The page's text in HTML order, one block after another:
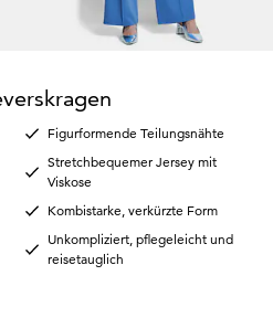
Figurformende Teilungsnähte
Stretchbequemer Jersey mit
Viskose
Kombistarke, verkürzte Form
Unkompliziert, pflegeleicht und
reisetauglich